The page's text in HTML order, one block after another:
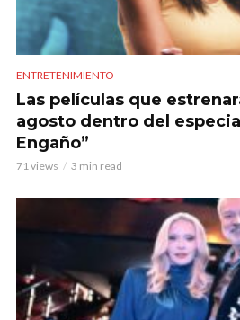
ENTRETENIMIENTO
Las películas que
agosto dentro del
Engaño”
71 views 3 min read